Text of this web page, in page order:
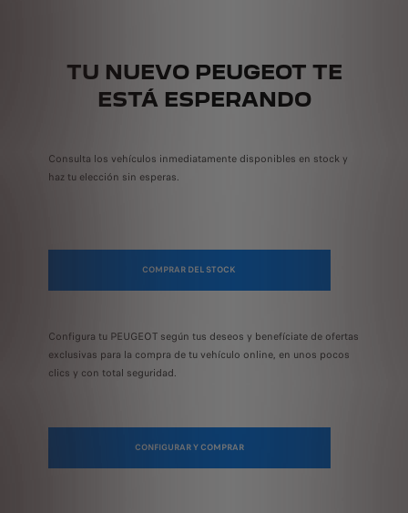
TU NUEVO PEUGEOT TE
ESTÁ ESPERANDO
Consulta los vehículos inmediatamente disponibles en stock y
haz tu elección sin esperas.
COMPRAR DEL STOCK
Configura tu PEUGEOT según tus deseos y benefíciate de ofertas
exclusivas para la compra de tu vehículo online, en unos pocos
clics y con total seguridad.
CONFIGURAR Y COMPRAR